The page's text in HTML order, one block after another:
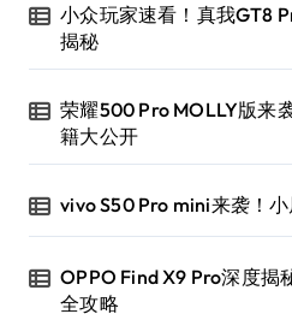
小众玩家速看！真我GT8
揭秘
荣耀500 Pro MOLLY版来
籍大公开
vivo S50 Pro mini来袭！
OPPO Find X9 Pro深度揭
全攻略